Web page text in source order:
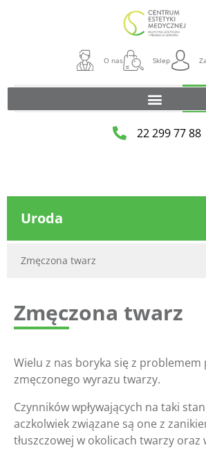
O nas Sklep
22 299 77 88
Uroda
Zmęczona twarz
Zmęczona twarz
Wielu z nas boryka się z problemem
zmęczonego wyrazu twarzy.
Czynników wpływających na taki
aczkolwiek związane są one z
tłuszczowej w okolicach twarzy oraz